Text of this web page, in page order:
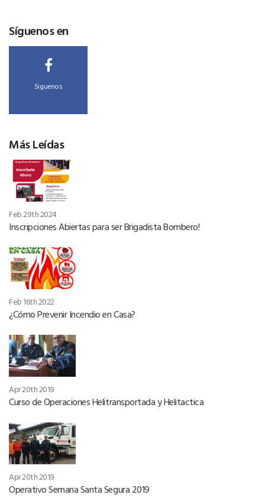
Síguenos en
Siguenos
Más Leídas
Feb 29th 2024
Inscripciones Abiertas para ser Brigadista Bombero!
Feb 16th 2022
¿Cómo Prevenir Incendio en Casa?
Apr 20th 2019
Curso de Operaciones Helitransportada y Helitactica
Apr 20th 2019
Operativo Semana Santa Segura 2019